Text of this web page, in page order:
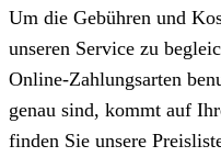
Um die Gebühren und
unseren Service zu
Online-Zahlungsarten
genau sind, kommt auf
finden Sie unsere